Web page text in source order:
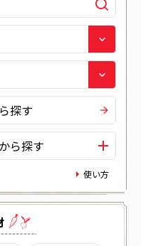
探す
ら探す
使い方